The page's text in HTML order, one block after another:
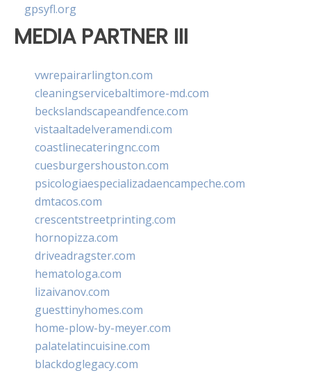
gpsyfl.org
MEDIA PARTNER III
vwrepairarlington.com
cleaningservicebaltimore-md.com
beckslandscapeandfence.com
vistaaltadelveramendi.com
coastlinecateringnc.com
cuesburgershouston.com
psicologiaespecializadaencampeche.com
dmtacos.com
crescentstreetprinting.com
hornopizza.com
driveadragster.com
hematologa.com
lizaivanov.com
guesttinyhomes.com
home-plow-by-meyer.com
palatelatincuisine.com
blackdoglegacy.com